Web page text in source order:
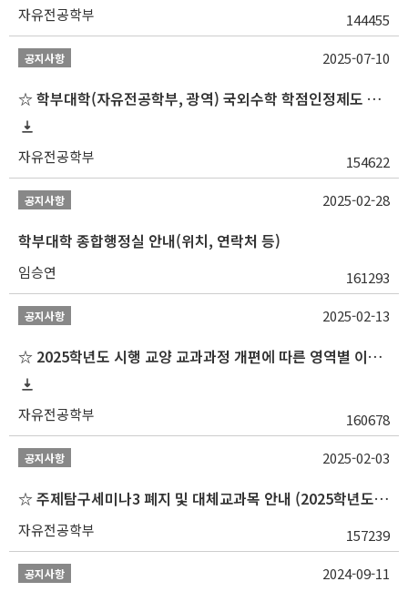
자유전공학부 144455
공지사항
☆ 학부대학(자유전공학부, 광역) 국외수학 학점인정제도 변경 안내(2025-2학기 파견학생부터)
자유전공학부 154622
2025-07-10
공지사항
학부대학 종합행정실 안내(위치, 연락처 등)
임승연 161293
2025-02-28
공지사항
☆ 2025학년도 시행 교양 교과과정 개편에 따른 영역별 이수 안내
자유전공학부 160678
2025-02-13
공지사항
☆ 주제탐구세미나3 폐지 및 대체교과목 안내 (2025학년도 1학기부터)
자유전공학부 157239
2025-02-03
공지사항 2024-09-11